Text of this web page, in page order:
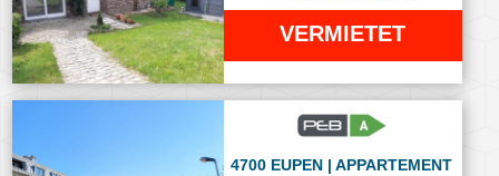
VERMIETET
4700 EUPEN | APPARTEMENT